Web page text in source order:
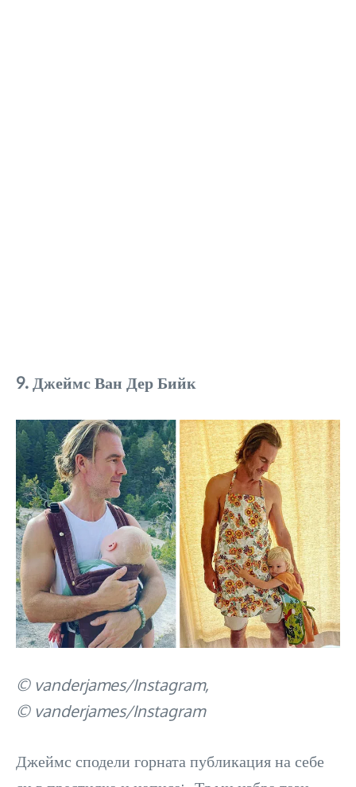
9. Джеймс Ван Дер Бийк
© vanderjames/Instagram,
© vanderjames/Instagram
Джеймс сподели горната публикация на себе